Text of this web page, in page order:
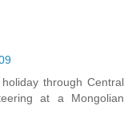
through Central
at a Mongolian